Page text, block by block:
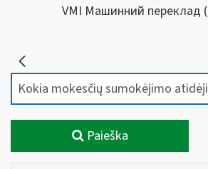
VMI Машинний переклад (
Paieška